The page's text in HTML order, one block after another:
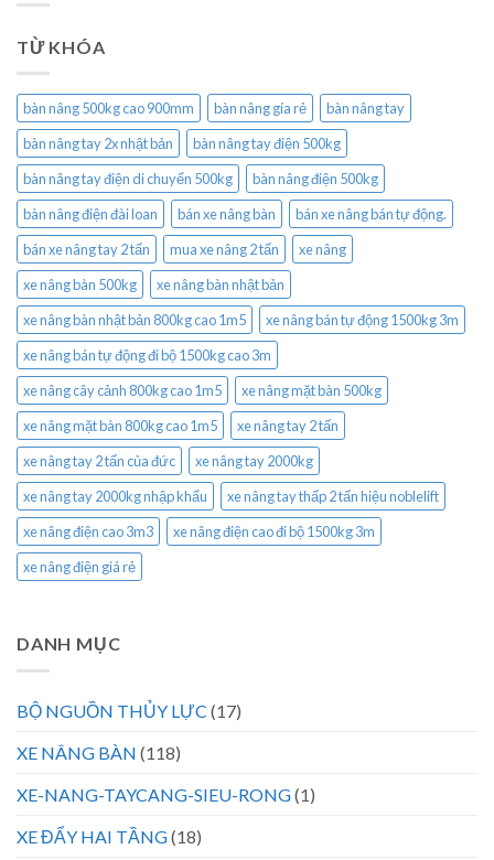
TỪ KHÓA
bàn nâng 500kg cao 900mm bàn nâng gía rẻ
bàn nâng tay
bàn nâng tay 2x nhật bản
bàn nâng tay điện 500kg
bàn nâng tay điện di chuyển 500kg
bàn nâng điện 500kg
bàn nâng điện đài loan
bán xe nâng bàn
bán xe nâng bán tự động.
bán xe nâng tay 2 tấn
mua xe nâng 2 tấn
xe nâng
xe nâng bàn 500kg
xe nâng bàn nhật bản
xe nâng bàn nhật bản 800kg cao 1m5
xe nâng bán tự động 1500kg 3m
xe nâng bán tự động đi bộ 1500kg cao 3m
xe nâng cây cảnh 800kg cao 1m5
xe nâng mặt bàn 500kg
xe nâng mặt bàn 800kg cao 1m5
xe nâng tay 2 tấn
xe nâng tay 2 tấn của đức
xe nâng tay 2000kg
xe nâng tay 2000kg nhập khẩu
xe nâng tay thấp 2 tấn hiệu noblelift
xe nâng điện cao 3m3
xe nâng điện cao đi bộ 1500kg 3m
xe nâng điện giá rẻ
DANH MỤC
BỘ NGUỒN THỦY LỰC (17)
XE NÂNG BÀN (118)
XE-NANG-TAYCANG-SIEU-RONG(1)
XE ĐẨY HAI TẦNG(18)